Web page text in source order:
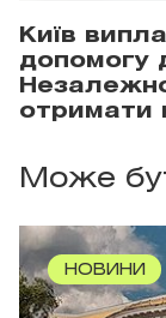
Київ
допомогу
отримати
Може
НОВИНИ